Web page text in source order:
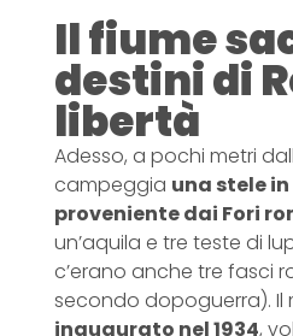
Il fiume
destini di
libertà
Adesso, a pochi metri
campeggia una stele
proveniente dai Fori
un’aquila e tre teste di
c’erano anche tre fasci
secondo dopoguerra). Il
inaugurato nel 1934,